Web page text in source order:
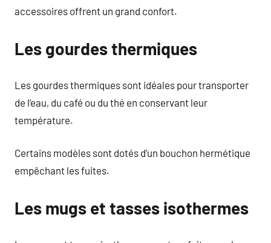
accessoires offrent un grand confort.
Les gourdes thermiques
Les gourdes thermiques sont idéales pour transporter
de l’eau, du café ou du thé en conservant leur
température.
Certains modèles sont dotés d’un bouchon hermétique
empêchant les fuites.
Les mugs et tasses isothermes